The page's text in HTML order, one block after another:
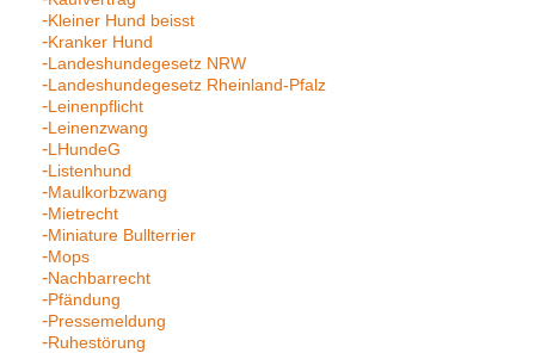
Kleiner Hund beisst
Kranker Hund
Landeshundegesetz NRW
Landeshundegesetz Rheinland-Pfalz
Leinenpflicht
Leinenzwang
LHundeG
Listenhund
Maulkorbzwang
Mietrecht
Miniature Bullterrier
Mops
Nachbarrecht
Pfändung
Pressemeldung
Ruhestörung